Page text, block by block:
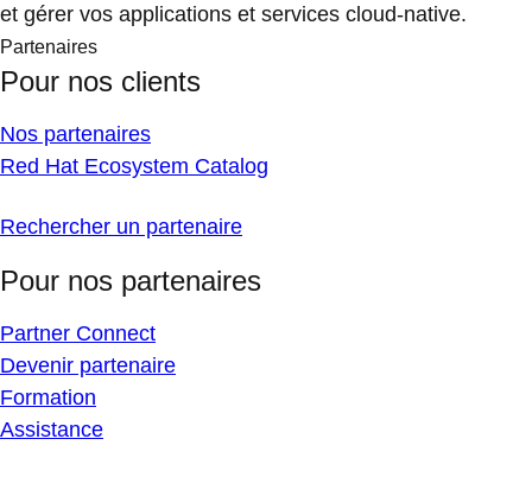
et gérer vos applications et services cloud-native.
Partenaires
Pour nos clients
Nos partenaires
Red Hat Ecosystem Catalog
Rechercher un partenaire
Pour nos partenaires
Partner Connect
Devenir partenaire
Formation
Assistance